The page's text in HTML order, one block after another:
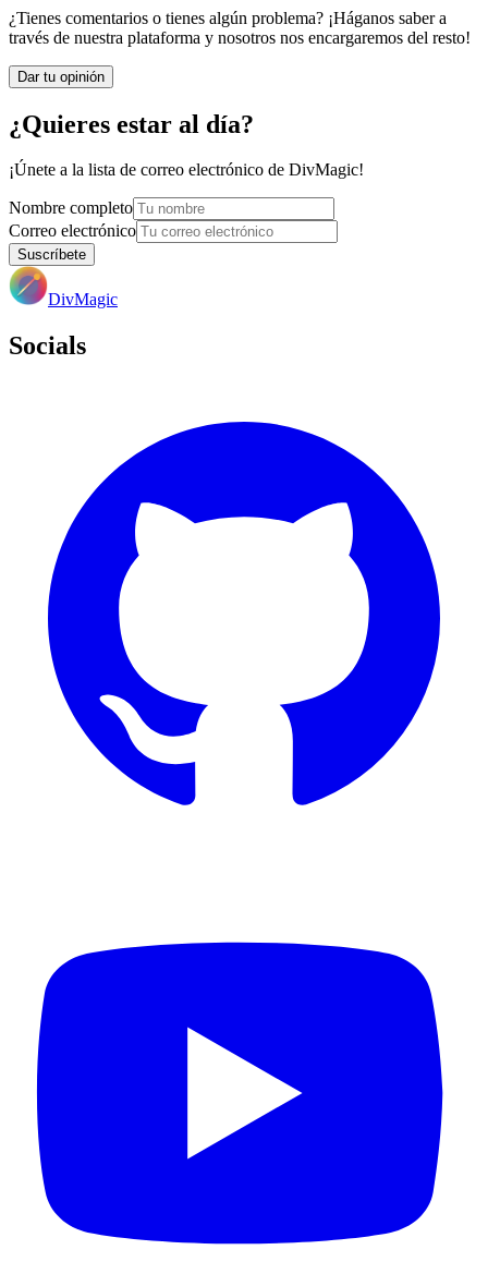
¿Tienes comentarios o tienes algún problema? ¡Háganos saber a
través de nuestra plataforma y nosotros nos encargaremos del resto!
Dar tu opinión
¿Quieres estar al día?
¡Únete a la lista de correo electrónico de DivMagic!
Nombre completo
Correo electrónico
Suscríbete
DivMagic
Socials